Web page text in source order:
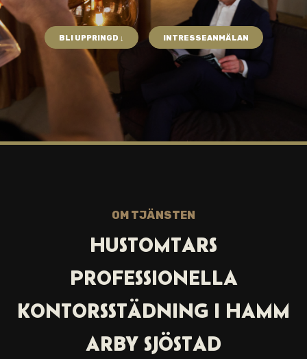
BLI UPPRINGD ↓ INTRESSEANMÄLAN
OM TJÄNSTEN
HUSTOMTARS
PROFESSIONELLA
KONTORSSTÄDNING I HAMM
ARBY SJÖSTAD